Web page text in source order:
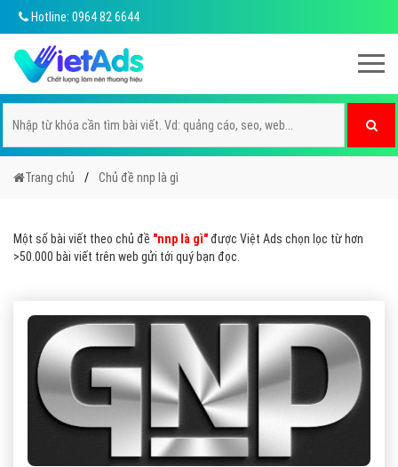
Hotline: 0964 82 6644
Trang chủ Chủ đề nnp là gì
Một số bài viết theo chủ đề "nnp là gì"được Việt Ads chọn lọc từ hơn
>50.000 bài viết trên web gửi tới quý bạn đọc.